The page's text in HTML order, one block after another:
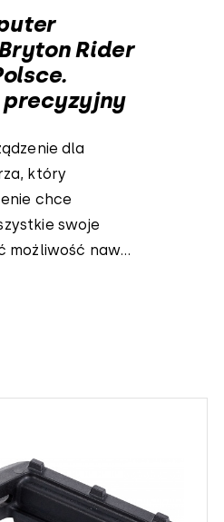
Rider
precyzyjny
dla
który
chce
swoje
możliwość naw...